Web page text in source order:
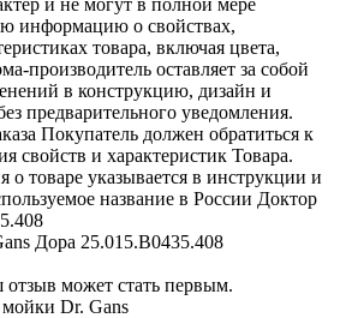
информацию о свойствах,
товара, включая цвета,
производитель оставляет за собой
в конструкцию, дизайн и
предварительного уведомления.
Покупатель должен обратиться к
свойств и характеристик Товара.
товаре указывается в инструкции и
название в России Доктор
Дора 25.015.B0435.408
может стать первым.
Dr. Gans